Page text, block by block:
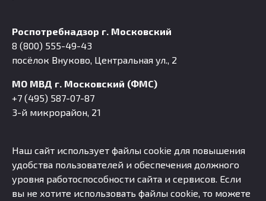
Роспотребнадзор г. Московский
8 (800) 555-49-43
посёлок Внуково, Центральная ул., 2
МО МВД г. Московский (ФМС)
+7 (495) 587-07-87
3-й микрорайон, 21
Наш сайт использует файлы cookie для повышения
удобства пользователей и обеспечения должного
уровня работоспособности сайта и сервисов. Если
вы не хотите использовать файлы cookie, то можете